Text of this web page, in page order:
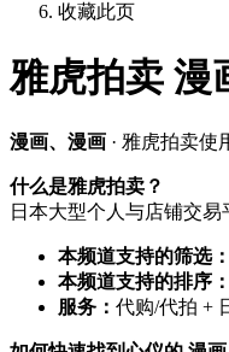
收藏此页
雅虎拍卖 漫
漫画、漫画 · 雅虎拍卖使
什么是雅虎拍卖？
日本大型个人与店铺交
本频道支持的筛选：
本频道支持的排序：
服务： 代购/代拍 +